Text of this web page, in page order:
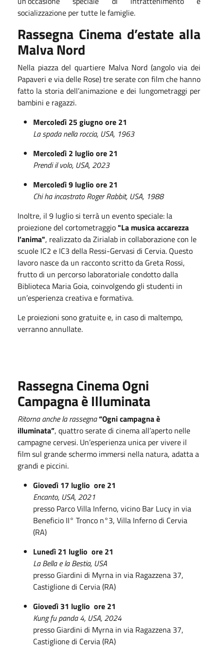
socializzazione per tutte le famiglie.
Rassegna Cinema d’estate alla
Malva Nord
Nella piazza del quartiere Malva Nord (angolo via dei
Papaveri e via delle Rose) tre serate con film che hanno
fatto la storia dell’animazione e dei lungometraggi per
bambini e ragazzi.
Mercoledì 25 giugno ore 21
La spada nella roccia, USA, 1963
Mercoledì 2 luglio ore 21
Prendi il volo, USA, 2023
Mercoledì 9 luglio ore 21
Chi ha incastrato Roger Rabbit, USA, 1988
Inoltre, il 9 luglio si terrà un evento speciale: la
proiezione del cortometraggio"La musica accarezza
l’anima", realizzato da Zirialab in collaborazione con le
scuole IC2 e IC3 della Ressi-Gervasi di Cervia. Questo
lavoro nasce da un racconto scritto da Greta Rossi,
frutto di un percorso laboratoriale condotto dalla
Biblioteca Maria Goia, coinvolgendo gli studenti in
un’esperienza creativa e formativa.
Le proiezioni sono gratuite e, in caso di maltempo,
verranno annullate.
Rassegna Cinema Ogni
Campagna è Illuminata
Ritorna anche la rassegna“Ogni campagna è
illuminata”, quattro serate di cinema all’aperto nelle
campagne cervesi. Un’esperienza unica per vivere il
film sul grande schermo immersi nella natura, adatta a
grandi e piccini.
Giovedì 17 luglio ore 21
Encanto, USA, 2021
presso Parco Villa Inferno, vicino Bar Lucy in via
Beneficio II° Tronco n°3, Villa Inferno di Cervia
(RA)
Lunedì 21 luglio ore 21
La Bella e la Bestia, USA
presso Giardini di Myrna in via Ragazzena 37,
Castiglione di Cervia (RA)
Giovedì 31 luglio ore 21
Kung fu panda 4, USA, 2024
presso Giardini di Myrna in via Ragazzena 37,
Castiglione di Cervia (RA)